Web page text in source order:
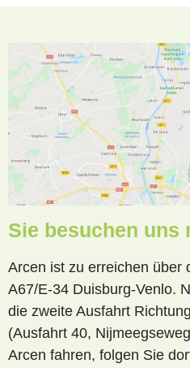
Sie besuchen uns
Arcen ist zu erreichen über
A67/E-34 Duisburg-Venlo.
die zweite Ausfahrt
(Ausfahrt 40,
Arcen fahren, folgen Sie